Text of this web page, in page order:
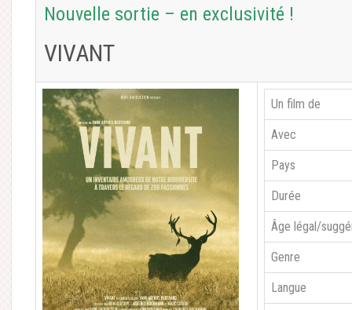
Nouvelle sortie – en exclusivité !
VIVANT
Un film de
Avec
Pays
Durée
Âge légal/
Genre
Langue